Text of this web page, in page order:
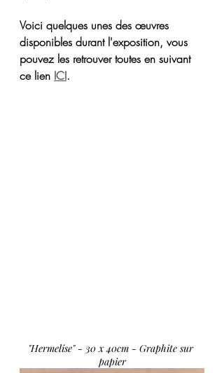
Voici quelques unes des œuvres
disponibles durant l'exposition, vous
pouvez les retrouver toutes en suivant
ce lien ICI.
"Hermelise" - 30 x 40cm - Graphite sur
papier